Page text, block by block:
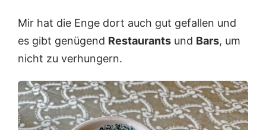
Mir hat die Enge dort auch gut gefallen und
es gibt genügend Restaurants und Bars, um
nicht zu verhungern.